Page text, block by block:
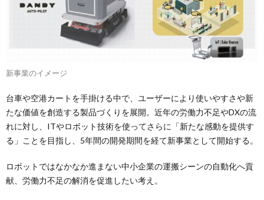
新事業のイメージ
台車や空港カートを手掛ける中で、ユーザーにより使いやすさや新
たな価値を創造する製品づくりを展開。近年の労働力不足やDXの流
れに対し、ITやロボット技術を使ってさらに「新たな感動を提供す
る」ことを目指し、5年間の開発期間を経て新事業として開始する。
ロボットではなかなか進まない中小企業の運搬シーンの自動化へ貢
献、労働力不足の解消を促進したい考え。